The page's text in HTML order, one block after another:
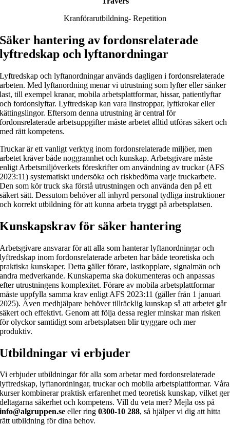
Kranförarutbildning- Repetition
Säker hantering av fordonsrelaterade
lyftredskap och lyftanordningar
Lyftredskap och lyftanordningar används dagligen i fordonsrelaterade
arbeten. Med lyftanordning menar vi utrustning som lyfter eller sänker
last, till exempel kranar, mobila arbetsplattformar, hissar, patientlyftar
och fordonslyftar. Lyftredskap kan vara linstroppar, lyftkrokar eller
kättingslingor. Eftersom denna utrustning är central för
fordonsrelaterade arbetsuppgifter måste arbetet alltid utföras säkert och
med rätt kompetens.
Truckar är ett vanligt verktyg inom fordonsrelaterade miljöer, men
arbetet kräver både noggrannhet och kunskap. Arbetsgivare måste
enligt Arbetsmiljöverkets föreskrifter om användning av truckar (AFS
2023:11) systematiskt undersöka och riskbedöma varje truckarbete.
Den som kör truck ska förstå utrustningen och använda den på ett
säkert sätt. Dessutom behöver all inhyrd personal tydliga instruktioner
och korrekt utbildning för att kunna arbeta tryggt på arbetsplatsen.
Kunskapskrav för säker hantering
Arbetsgivare ansvarar för att alla som hanterar lyftanordningar och
lyftredskap inom fordonsrelaterade arbeten har både teoretiska och
praktiska kunskaper. Detta gäller förare, lastkopplare, signalmän och
andra medverkande. Kunskaperna ska dokumenteras och anpassas
efter utrustningens komplexitet. Förare av mobila arbetsplattformar
måste uppfylla samma krav enligt AFS 2023:11 (gäller från 1 januari
2025). Även medhjälpare behöver tillräcklig kunskap så att arbetet går
säkert och effektivt. Genom att följa dessa regler minskar man risken
för olyckor samtidigt som arbetsplatsen blir tryggare och mer
produktiv.
Utbildningar vi erbjuder
Vi erbjuder utbildningar för alla som arbetar med fordonsrelaterade
lyftredskap, lyftanordningar, truckar och mobila arbetsplattformar. Våra
kurser kombinerar praktisk erfarenhet med teoretisk kunskap, vilket ger
deltagarna säkerhet och kompetens. Vill du veta mer? Mejla oss på
info@algruppen.se eller ring0300-10 288, så hjälper vi dig att hitta
rätt utbildning för dina behov.